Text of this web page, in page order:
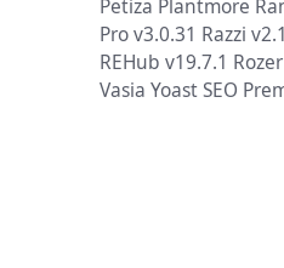
Petiza Plantmore
Pro v3.0.31 Razzi
REHub v19.7.1 Rozer
Vasia Yoast SEO